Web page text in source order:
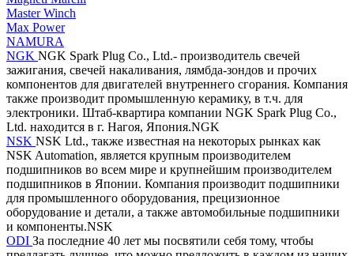
Master Winch
Max Power
NAMURA
NGK NGK Spark Plug Co., Ltd.- производитель свечей
зажигания, свечей накаливания, лямбда-зондов и прочих
компонентов для двигателей внутреннего сгорания. Компания
также производит промышленную керамику, в т.ч. для
электроники. Штаб-квартира компании NGK Spark Plug Co.,
Ltd. находится в г. Нагоя, Япония.NGK
NSK NSK Ltd., также известная на некоторых рынках как
NSK Automation, является крупным производителем
подшипников во всем мире и крупнейшим производителем
подшипников в Японии. Компания производит подшипники
для промышленного оборудования, прецизионное
оборудование и детали, а также автомобильные подшипники
и компоненты.NSK
ODI За последние 40 лет мы посвятили себя тому, чтобы